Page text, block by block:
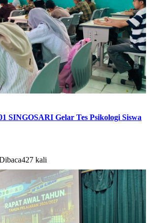
SINGOSARI Gelar Tes Psikologi Siswa
kali